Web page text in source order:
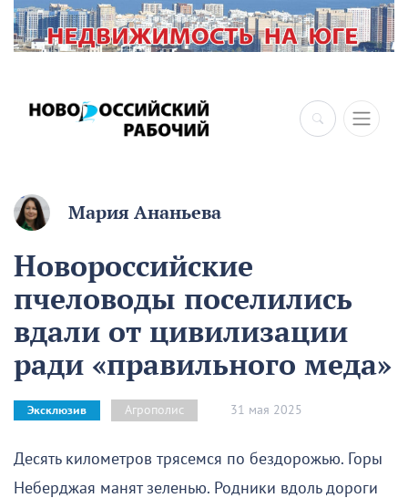
×
Мария Ананьева
Новороссийские
пчеловоды поселились
вдали от цивилизации
ради «правильного меда»
Эксклюзив Агрополис 31 мая 2025
Десять километров трясемся по бездорожью. Горы
Неберджая манят зеленью. Родники вдоль дороги